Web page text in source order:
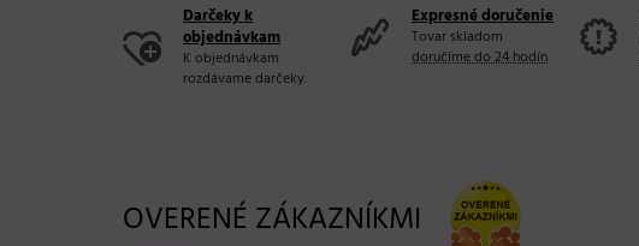
Darčeky k
objednávkam
K objednávkam
rozdávame darčeky.
Expresné doručenie
Tovar skladom
doručíme do 24 hodín.
OVERENÉ ZÁKAZNÍKMI